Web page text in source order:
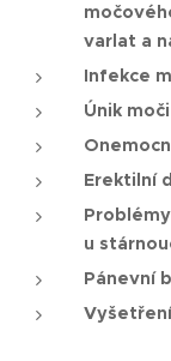
varlat a
Infekce
Únik
Erektilní
u
Pánevní